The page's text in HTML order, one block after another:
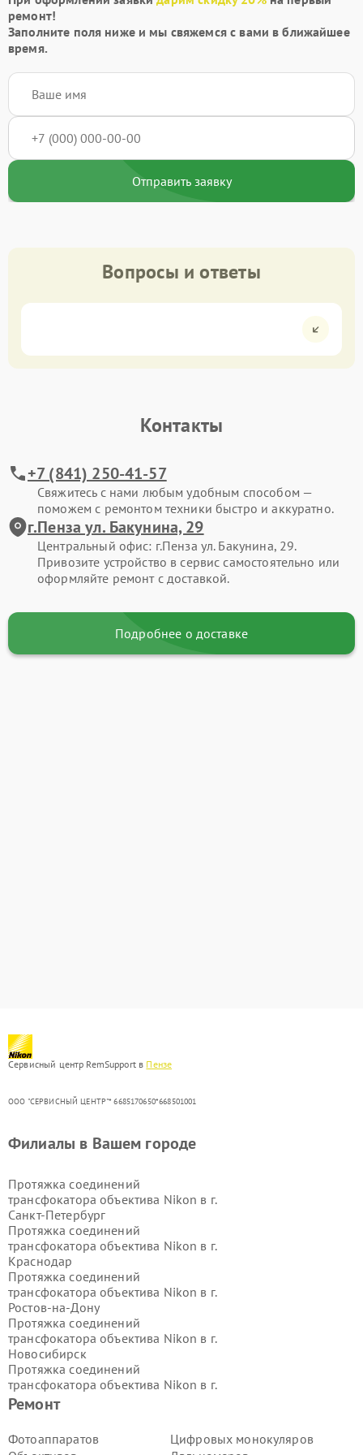
ремонт!
Заполните поля ниже и мы свяжемся с вами в ближайшее
время.
Отправить заявку
Вопросы и ответы
Контакты
+7 (841) 250-41-57
Свяжитесь с нами любым удобным способом —
поможем с ремонтом техники быстро и аккуратно.
г.Пенза ул. Бакунина, 29
Центральный офис: г.Пенза ул. Бакунина, 29.
Привозите устройство в сервис самостоятельно или
оформляйте ремонт с доставкой.
Подробнее о доставке
Сервисный центр RemSupport в Пензе
ООО "СЕРВИСНЫЙ ЦЕНТР"* 6685170650*668501001
Ремонт
Фотоаппаратов
Цифровых монокуляров
Филиалы в Вашем городе
Протяжка соединений
трансфокатора объектива Nikon в г.
Санкт-Петербург
Протяжка соединений
трансфокатора объектива Nikon в г.
Краснодар
Протяжка соединений
трансфокатора объектива Nikon в г.
Ростов-на-Дону
Протяжка соединений
трансфокатора объектива Nikon в г.
Новосибирск
Протяжка соединений
трансфокатора объектива Nikon в г.
Екатеринбург
трансфокатора объектива Nikon в г.
Казань